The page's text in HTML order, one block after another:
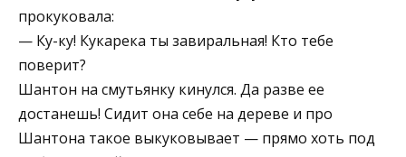
прокуковала:
— Ку-ку! Кукарека ты завиральная! Кто тебе
поверит?
Шантон на смутьянку кинулся. Да разве ее
достанешь! Сидит она себе на дереве и про
Шантона такое выкуковывает — прямо хоть под